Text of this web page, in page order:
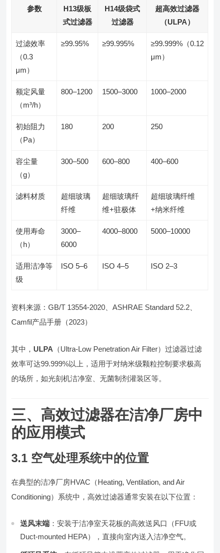
参数
H13级板
式过滤器
H14级袋式
过滤器
超高效过滤器
（ULPA）
过滤效率
（0.3
μm）
≥99.95% ≥99.995%
≥99.999%（0.12
μm）
额定风量
（m³/h）
800–1200 1500–3000 1000–2000
初始阻力
（Pa）
180 200 250
容尘量
（g）
300–500 600–800 400–600
滤料材质
超细玻璃
纤维
超细玻璃纤
维+驻极体
超细玻璃纤维
+纳米纤维
使用寿命
（h）
3000–
6000
4000–8000 5000–10000
适用洁净等
级
ISO 5–6 ISO 4–5 ISO 2–3
资料来源：GB/T 13554-2020、ASHRAE Standard 52.2、
Camfil产品手册（2023）
其中， ULPA （Ultra-Low Penetration Air Filter）过滤器过滤
效率可达99.999%以上，适用于对纳米级颗粒控制要求极高
的场所，如光刻机洁净室、无菌制剂灌装区等。
三、高效过滤器在洁净厂房中
的应用模式
3.1 空气处理系统中的位置
在典型的洁净厂房HVAC（Heating, Ventilation, and Air
Conditioning）系统中，高效过滤器通常安装在以下位置：
送风末端 ：安装于洁净室天花板的高效送风口（FFU或
Duct-mounted HEPA），直接向室内送入洁净空气。